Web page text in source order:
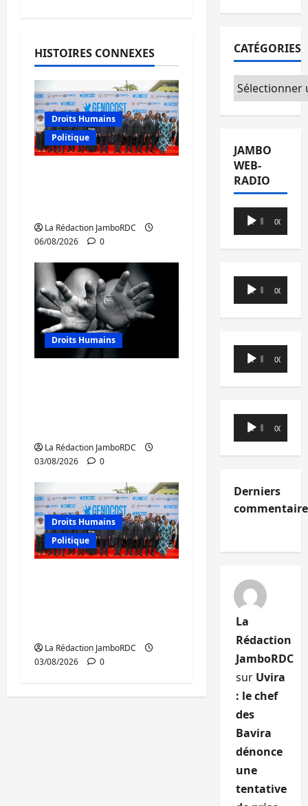
HISTOIRES CONNEXES
Droits Humains
Politique
La Rédaction JamboRDC
06/08/2026
0
Droits Humains
La Rédaction JamboRDC
03/08/2026
0
Droits Humains
Politique
La Rédaction JamboRDC
03/08/2026
0
CATÉGORIES
Catégories
JAMBO
WEB-
RADIO
Lecteur
audio
00:00 00:00
Lecteur
audio
00:00 00:00
Lecteur
audio
00:00 00:00
Lecteur
audio
00:00 00:00
Derniers
La
Rédaction
JamboRDC
sur Uvira
: le chef
des
Bavira
dénonce
une
tentative